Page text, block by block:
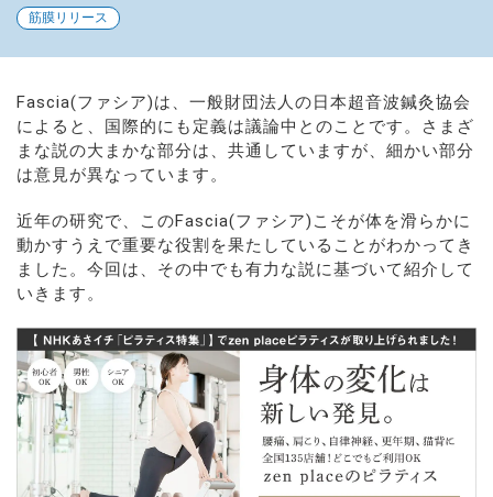
筋膜リリース
Fascia(ファシア)は、一般財団法人の日本超音波鍼灸協会
によると、国際的にも定義は議論中とのことです。さまざ
まな説の大まかな部分は、共通していますが、細かい部分
は意見が異なっています。
近年の研究で、このFascia(ファシア)こそが体を滑らかに
動かすうえで重要な役割を果たしていることがわかってき
ました。今回は、その中でも有力な説に基づいて紹介して
いきます。